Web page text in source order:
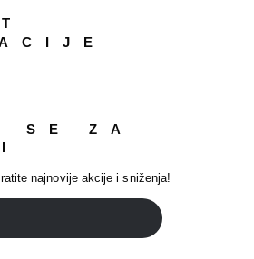
SE ZA
najnovije akcije i sniženja!